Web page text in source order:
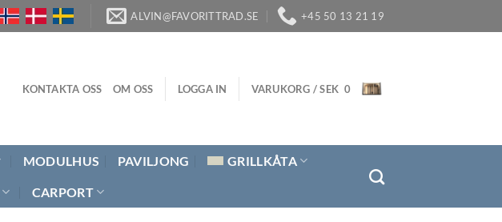
ALVIN@FAVORITTRAD.SE +45 50 13 21 19
KONTAKTA OSS OM OSS LOGGA IN VARUKORG /SEK 0
MODULHUS PAVILJONG GRILLKÅTA
CARPORT